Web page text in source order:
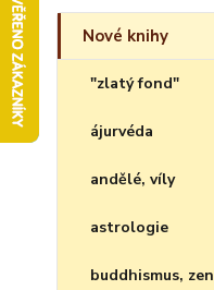
Nové knihy
"zlatý fond"
ájurvéda
andělé, víly
astrologie
buddhismus, zen